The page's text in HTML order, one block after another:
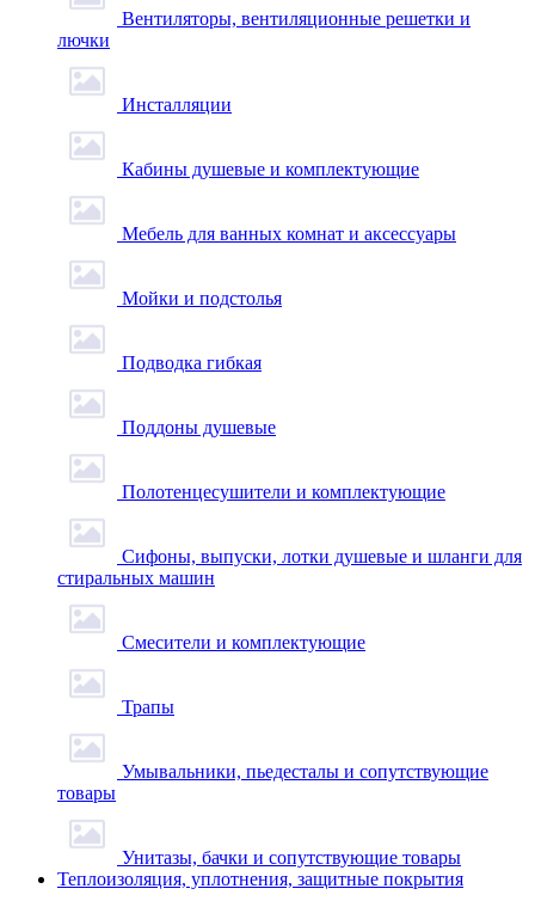
Вентиляторы, вентиляционные решетки и
лючки
Инсталляции
Кабины душевые и комплектующие
Мебель для ванных комнат и аксессуары
Мойки и подстолья
Подводка гибкая
Поддоны душевые
Полотенцесушители и комплектующие
Сифоны, выпуски, лотки душевые и шланги для
стиральных машин
Смесители и комплектующие
Трапы
Умывальники, пьедесталы и сопутствующие
товары
Унитазы, бачки и сопутствующие товары
Теплоизоляция, уплотнения, защитные покрытия